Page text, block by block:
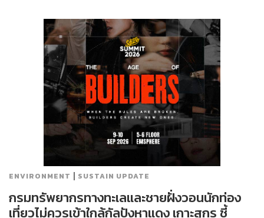
ENVIRONMENT | SUSTAIN UPDATE
กรมทรัพยากรทางทะเลและชายฝั่งวอนนักท่อง
เที่ยวไม่ควรเข้าใกล้กัลปังหาแดง เกาะสุกร ชี้